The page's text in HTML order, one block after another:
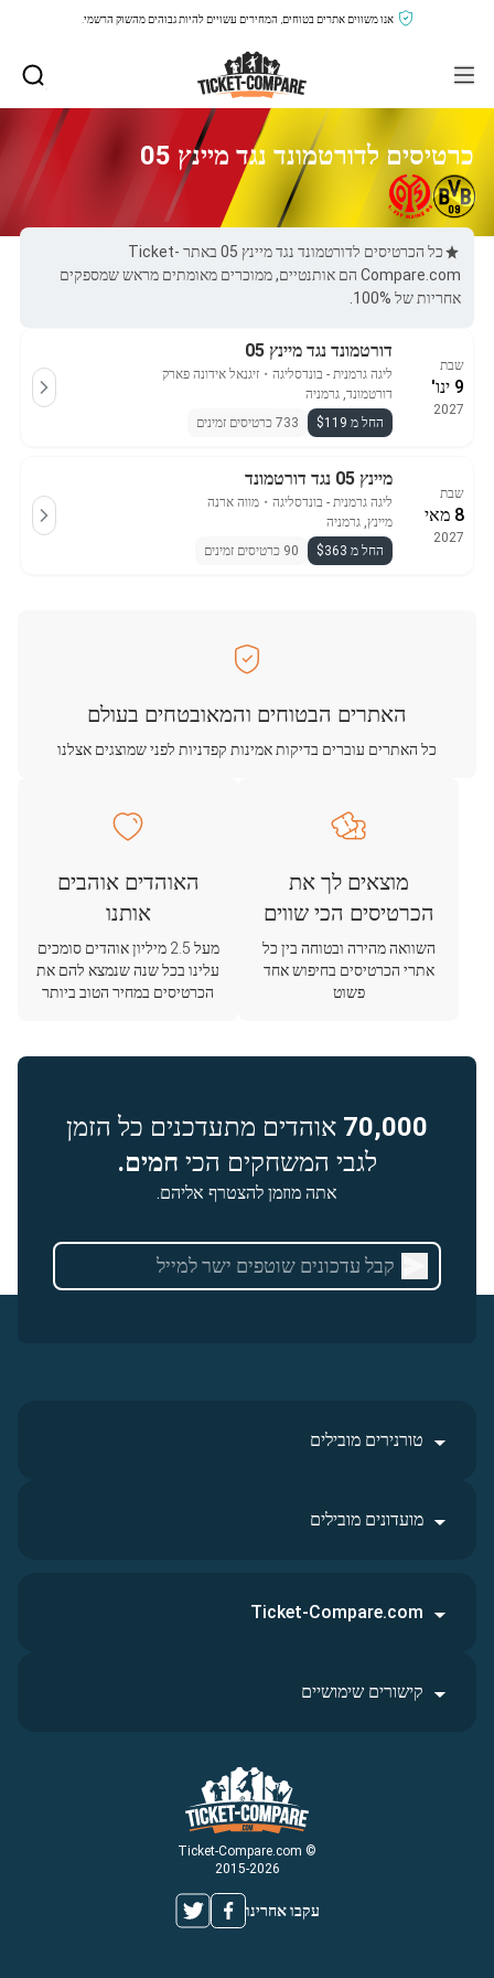
אנו משווים אתרים בטוחים, המחירים עשויים להיות גבוהים מהשוק הרשמי.
כרטיסים לדורטמונד נגד מיינץ 05
כל הכרטיסים לדורטמונד נגד מיינץ 05 באתר Ticket-
Compare.com הם אותנטיים, ממוכרים מאומתים מראש שמספקים
אחריות של 100%.
שבת
9 ינו'
2027
דורטמונד נגד מיינץ 05
ליגה גרמנית - בונדסליגה ・ זיגנאל אידונה פארק
דורטמונד, גרמניה
החל מ $119
733 כרטיסים זמינים
שבת
8 מאי
2027
מיינץ 05 נגד דורטמונד
ליגה גרמנית - בונדסליגה ・ מווה ארנה
מיינץ, גרמניה
החל מ $363
90 כרטיסים זמינים
האתרים הבטוחים והמאובטחים בעולם
כל האתרים עוברים בדיקות אמינות קפדניות לפני שמוצגים אצלנו
מוצאים לך את
הכרטיסים הכי שווים
השוואה מהירה ובטוחה בין כל
אתרי הכרטיסים בחיפוש אחד
פשוט
האוהדים אוהבים
אותנו
מעל 2.5 מיליון אוהדים סומכים
עלינו בכל שנה שנמצא להם את
הכרטיסים במחיר הטוב ביותר
70,000 אוהדים מתעדכנים כל הזמן
לגבי המשחקים הכי חמים.
אתה מוזמן להצטרף אליהם.
טורנירים מובילים
מועדונים מובילים
© Ticket-Compare.com
2015-2026
עקבו אחרינו
Ticket-Compare.com
קישורים שימושיים